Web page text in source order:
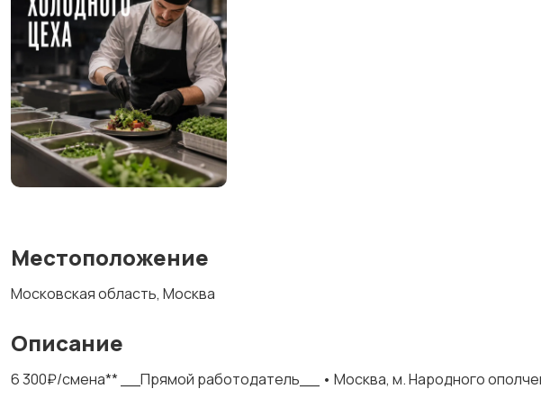
Местоположение
Московская область, Москва
Описание
6 300₽/смена** __Прямой работодатель__ • Москва, м. Народного